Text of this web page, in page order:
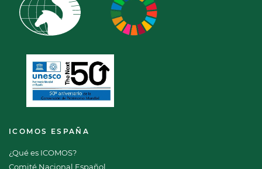
ICOMOS ESPAÑA
¿Qué es ICOMOS?
Comité Nacional Español